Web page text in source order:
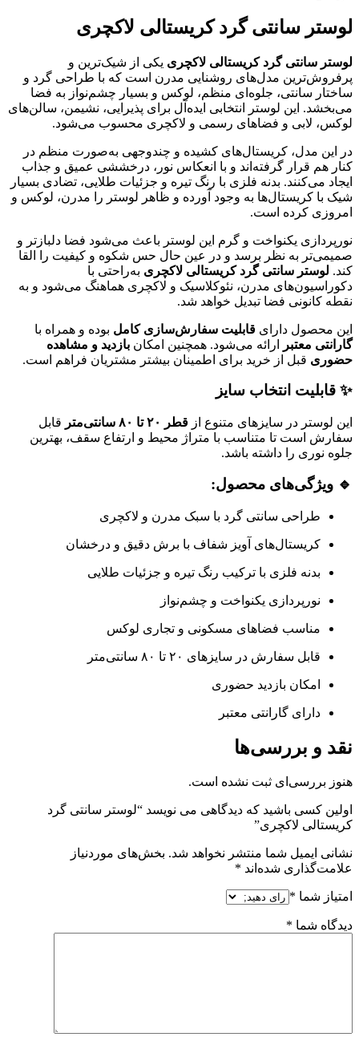
لوستر سانتی گرد کریستالی لاکچری
لوستر سانتی گرد کریستالی لاکچری یکی از شیک‌ترین و
پرفروش‌ترین مدل‌های روشنایی مدرن است که با طراحی گرد و
ساختار سانتی، جلوه‌ای منظم، لوکس و بسیار چشم‌نواز به فضا
می‌بخشد. این لوستر انتخابی ایده‌آل برای پذیرایی، نشیمن، سالن‌های
لوکس، لابی و فضاهای رسمی و لاکچری محسوب می‌شود.
در این مدل، کریستال‌های کشیده و چندوجهی به‌صورت منظم در
کنار هم قرار گرفته‌اند و با انعکاس نور، درخششی عمیق و جذاب
ایجاد می‌کنند. بدنه فلزی با رنگ تیره و جزئیات طلایی، تضادی بسیار
شیک با کریستال‌ها به وجود آورده و ظاهر لوستر را مدرن، لوکس و
امروزی کرده است.
نورپردازی یکنواخت و گرم این لوستر باعث می‌شود فضا دلبازتر و
صمیمی‌تر به نظر برسد و در عین حال حس شکوه و کیفیت را القا
کند. لوستر سانتی گرد کریستالی لاکچری به‌راحتی با
دکوراسیون‌های مدرن، نئوکلاسیک و لاکچری هماهنگ می‌شود و به
نقطه کانونی فضا تبدیل خواهد شد.
این محصول دارای قابلیت سفارش‌سازی کامل بوده و همراه با
گارانتی معتبر
ارائه می‌شود. همچنین امکان بازدید و مشاهده
حضوری قبل از خرید برای اطمینان بیشتر مشتریان فراهم است.
✨ قابلیت انتخاب سایز
این لوستر در سایزهای متنوع از قطر ۲۰ تا ۸۰ سانتی‌متر
قابل
سفارش است تا متناسب با متراژ محیط و ارتفاع سقف، بهترین
جلوه نوری را داشته باشد.
🔹 ویژگی‌های محصول:
طراحی سانتی گرد با سبک مدرن و لاکچری
کریستال‌های آویز شفاف با برش دقیق و درخشان
بدنه فلزی با ترکیب رنگ تیره و جزئیات طلایی
نورپردازی یکنواخت و چشم‌نواز
مناسب فضاهای مسکونی و تجاری لوکس
قابل سفارش در سایزهای ۲۰ تا ۸۰ سانتی‌متر
امکان بازدید حضوری
دارای گارانتی معتبر
نقد و بررسی‌ها
هنوز بررسی‌ای ثبت نشده است.
اولین کسی باشید که دیدگاهی می نویسد “لوستر سانتی گرد
کریستالی لاکچری”
نشانی ایمیل شما منتشر نخواهد شد. بخش‌های موردنیاز
علامت‌گذاری شده‌اند *
امتیاز شما *
دیدگاه شما *